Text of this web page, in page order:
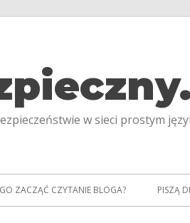
w sieci prostym
ZACZĄĆ CZYTANIE BLOGA? PISZĄ